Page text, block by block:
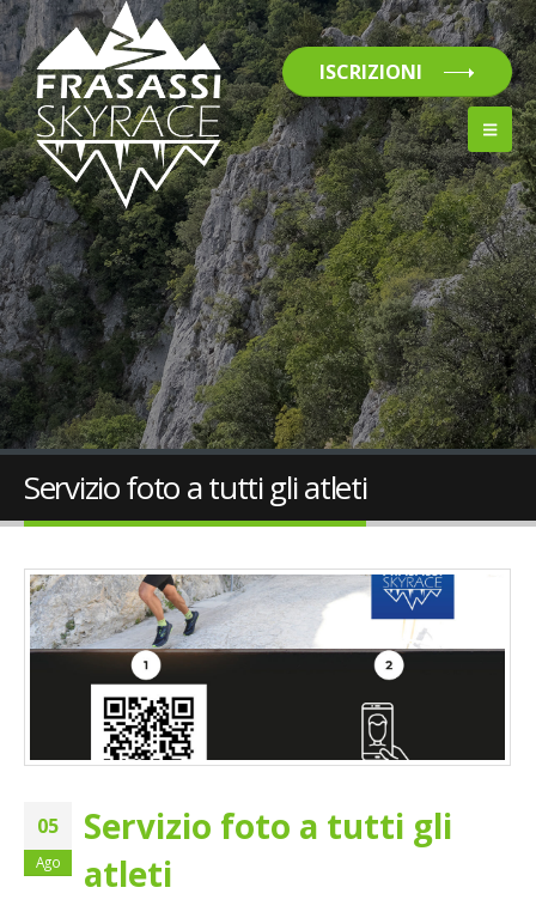
ISCRIZIONI
Servizio foto a tutti gli atleti
05
Ago
Servizio foto a tutti gli
atleti